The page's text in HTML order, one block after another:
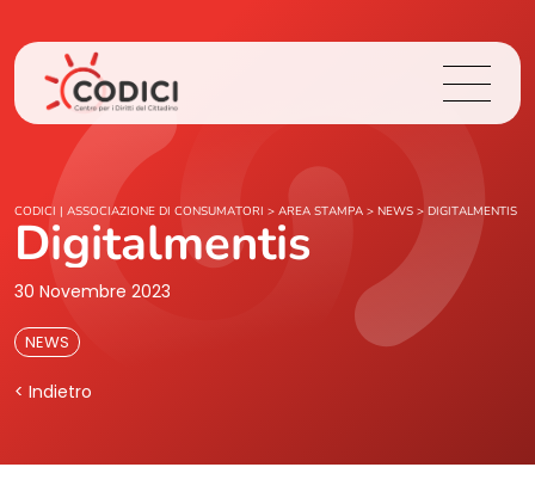
Chi Siamo
Cosa Facciamo
Area Stampa
Login
CODICI | ASSOCIAZIONE DI CONSUMATORI > AREA STAMPA > NEWS > DIGITALMENTIS
Digitalmentis
30 Novembre 2023
NEWS
< Indietro